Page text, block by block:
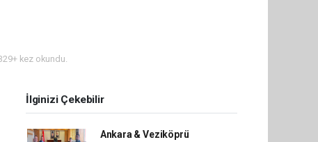
kez okundu.
İlginizi Çekebilir
Ankara & Veziköprü